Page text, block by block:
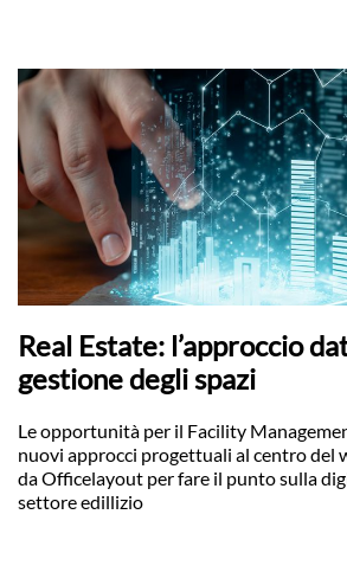
Real Estate: l’approccio
gestione degli spazi
Le opportunità per il Facility
nuovi approcci progettuali al centro del
da Officelayout per fare il punto sulla
settore edillizio